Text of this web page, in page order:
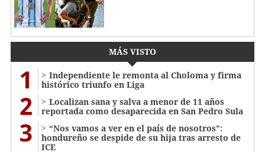
MÁS VISTO
1
Independiente le remonta al Choloma y firma
histórico triunfo en Liga
2
Localizan sana y salva a menor de 11 años
reportada como desaparecida en San Pedro Sula
3
“Nos vamos a ver en el país de nosotros”:
hondureño se despide de su hija tras arresto de
ICE